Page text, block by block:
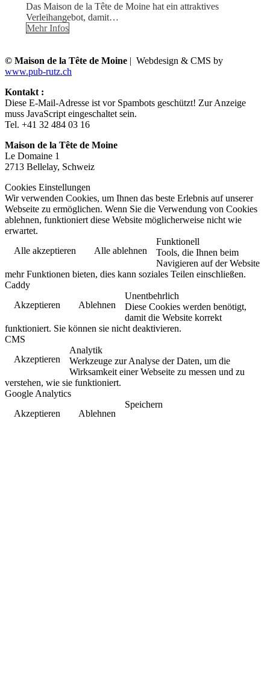
Das Maison de la Tête de Moine hat ein attraktives
Verleihangebot, damit…
Mehr Infos
© Maison de la Tête de Moine | Webdesign & CMS by
www.pub-rutz.ch
Kontakt :
Diese E-Mail-Adresse ist vor Spambots geschützt! Zur Anzeige
muss JavaScript eingeschaltet sein.
Tel. +41 32 484 03 16
Maison de la Tête de Moine
Le Domaine 1
2713 Bellelay, Schweiz
Cookies Einstellungen
Wir verwenden Cookies, um Ihnen das beste Erlebnis auf unserer
Webseite zu ermöglichen. Wenn Sie die Verwendung von Cookies
ablehnen, funktioniert diese Website möglicherweise nicht wie
erwartet.
Alle akzeptieren
Alle ablehnen
Funktionell
Tools, die Ihnen beim
Navigieren auf der Website
mehr Funktionen bieten, dies kann soziales Teilen einschließen.
Caddy
Akzeptieren
Ablehnen
Unentbehrlich
Diese Cookies werden benötigt,
damit die Website korrekt
funktioniert. Sie können sie nicht deaktivieren.
CMS
Akzeptieren
Analytik
Werkzeuge zur Analyse der Daten, um die
Wirksamkeit einer Webseite zu messen und zu
verstehen, wie sie funktioniert.
Google Analytics
Akzeptieren
Ablehnen
Speichern